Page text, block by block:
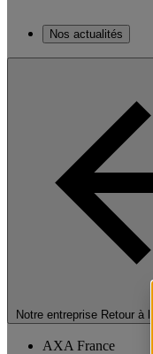
Nos actualités
Notre entreprise Retour à
AXA France